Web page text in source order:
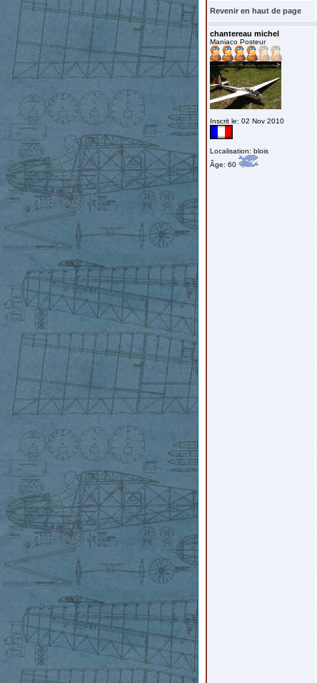
Revenir en haut de page
chantereau michel
Maniaco Posteur
Inscrit le: 02 Nov 2010
Localisation: blois
Âge: 60